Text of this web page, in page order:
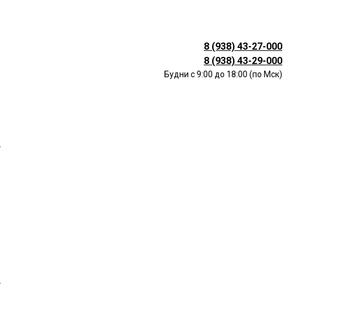
8 (938) 43-27-000
8 (938) 43-29-000
Будни с 9:00 до 18:00 (по Мск)